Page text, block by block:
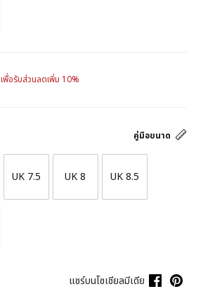
เพื่อรับส่วนลดเพิ่ม 10%
คู่มือขนาด
UK 7.5 UK 8 UK 8.5
แชร์บนโซเชียลมีเดีย